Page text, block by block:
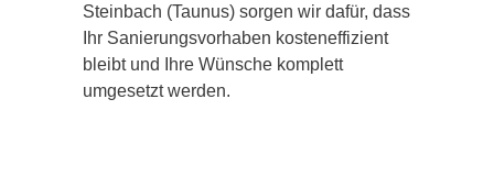
Steinbach (Taunus) sorgen wir dafür, dass
Ihr Sanierungsvorhaben kosteneffizient
bleibt und Ihre Wünsche komplett
umgesetzt werden.